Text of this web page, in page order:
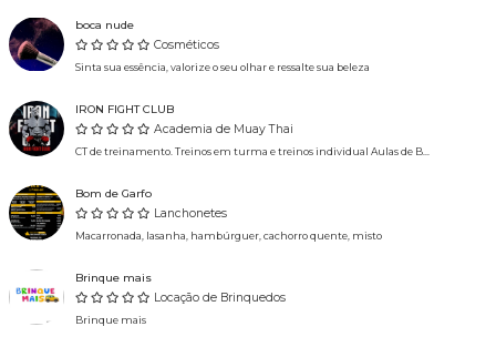
boca nude
Cosméticos
Sinta sua essência, valorize o seu olhar e ressalte sua beleza
IRON FIGHT CLUB
Academia de Muay Thai
CT de treinamento. Treinos em turma e treinos individual Aulas de B...
Bom de Garfo
Lanchonetes
Macarronada, lasanha, hambúrguer, cachorro quente, misto
Brinque mais
Locação de Brinquedos
Brinque mais